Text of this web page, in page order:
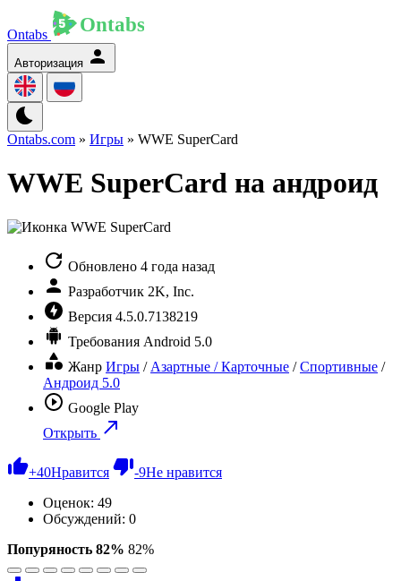
Ontabs
Авторизация
Ontabs.com » Игры » WWE SuperCard
WWE SuperCard на андроид
Обновлено 4 года назад
Разработчик 2K, Inc.
Версия 4.5.0.7138219
Требования Android 5.0
Жанр Игры / Азартные / Карточные /Спортивные /
Андроид 5.0
Google Play
Открыть
+40Нравится -9Не нравится
Оценок: 49
Обсуждений: 0
Попуряность 82% 82%